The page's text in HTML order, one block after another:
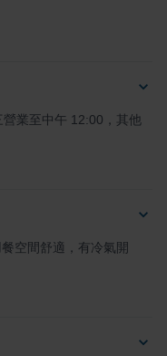
業至中午 12:00，其他
空間舒適，有冷氣開